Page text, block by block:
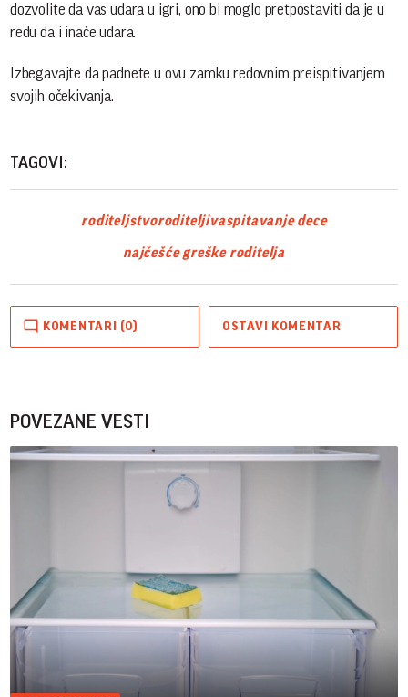
dozvolite da vas udara u igri, ono bi moglo pretpostaviti da je u
redu da i inače udara.
Izbegavajte da padnete u ovu zamku redovnim preispitivanjem
svojih očekivanja.
TAGOVI:
roditeljstvoroditeljivaspitavanje dece
najčešće greške roditelja
KOMENTARI (0) OSTAVI KOMENTAR
POVEZANE VESTI